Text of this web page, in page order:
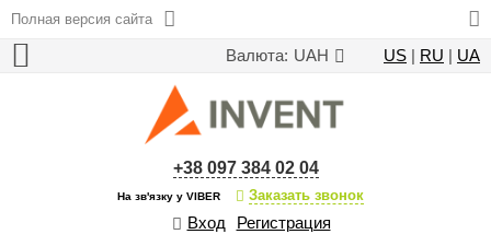
Полная версия сайта
Валюта: UAH US | RU | UA
+38 097 384 02 04
На зв'язку у VIBER Заказать звонок
Вход Регистрация